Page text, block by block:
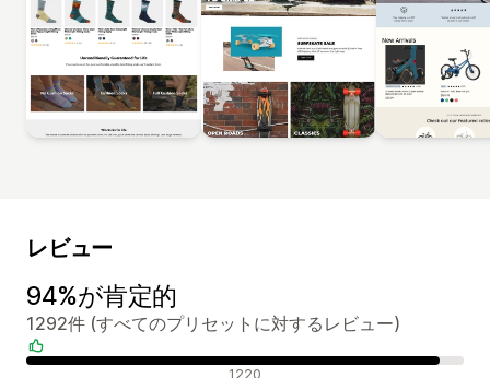
レビュー
94%が肯定的
1292件 (すべてのプリセットに対するレビュー)
肯定的なレビュー 1220